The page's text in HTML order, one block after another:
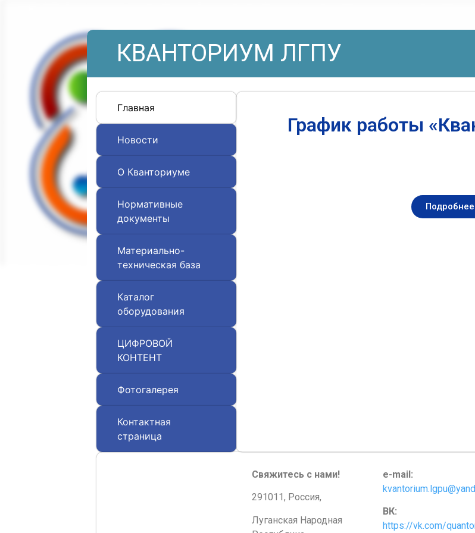
КВАНТОРИУМ ЛГПУ
Главная
Новости
О Кванториуме
Нормативные
документы
Материально-
техническая база
Каталог
оборудования
ЦИФРОВОЙ
КОНТЕНТ
Фотогалерея
Контактная
страница
График работы
Подробнее
Свяжитесь с нами!
291011, Россия,
Луганская Народная
e-mail:
ВК:
https://vk.com/